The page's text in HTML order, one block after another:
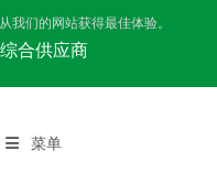
们的网站获得最佳体验。
合供应商
菜单